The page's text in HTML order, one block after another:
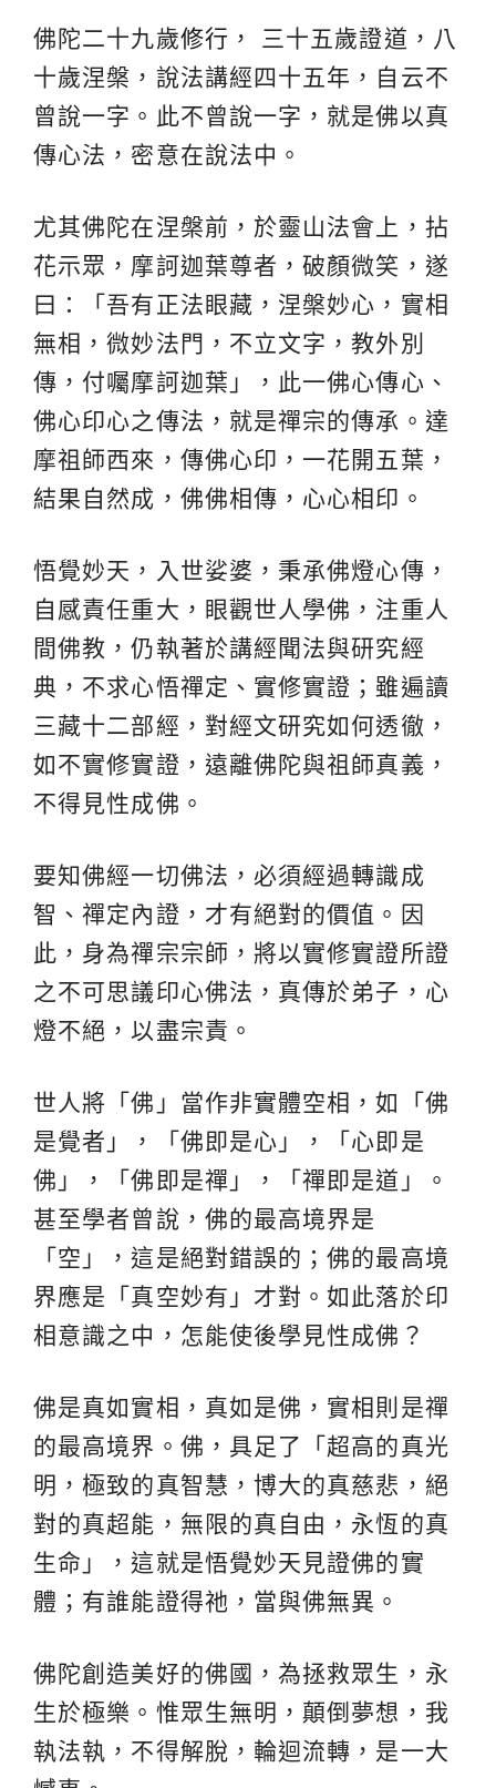
佛陀二十九歲修行 ， 三十五歲證道，八
十歲涅槃，說法講經四十五年，自云不
曾說一字。此不曾說一字，就是佛以真
傳心法，密意在說法中。
尤其佛陀在涅槃前，於靈山法會上，拈
花示眾，摩訶迦葉尊者，破顏微笑，遂
曰：「吾有正法眼藏，涅槃妙心，實相
無相，微妙法門，不立文字，教外別
傳，付囑摩訶迦葉」，此一佛心傳心、
佛心印心之傳法，就是禪宗的傳承。達
摩祖師西來，傳佛心印，一花開五葉，
結果自然成，佛佛相傳，心心相印。
悟覺妙天，入世娑婆，秉承佛燈心傳，
自感責任重大，眼觀世人學佛，注重人
間佛教，仍執著於講經聞法與研究經
典，不求心悟禪定、實修實證；雖遍讀
三藏十二部經，對經文研究如何透徹，
如不實修實證，遠離佛陀與祖師真義，
不得見性成佛。
要知佛經一切佛法，必須經過轉識成
智、禪定內證，才有絕對的價值。因
此，身為禪宗宗師，將以實修實證所證
之不可思議印心佛法，真傳於弟子，心
燈不絕，以盡宗責。
世人將「佛」當作非實體空相，如「佛
是覺者」，「佛即是心」，「心即是
佛」，「佛即是禪」，「禪即是道」。
甚至學者曾說，佛的最高境界是
「空」，這是絕對錯誤的；佛的最高境
界應是「真空妙有」才對。如此落於印
相意識之中，怎能使後學見性成佛？
佛是真如實相，真如是佛，實相則是禪
的最高境界。佛，具足了「超高的真光
明，極致的真智慧，博大的真慈悲，絕
對的真超能，無限的真自由，永恆的真
生命」，這就是悟覺妙天見證佛的實
體；有誰能證得祂，當與佛無異。
佛陀創造美好的佛國，為拯救眾生，永
生於極樂。惟眾生無明，顛倒夢想，我
執法執，不得解脫，輪迴流轉，是一大